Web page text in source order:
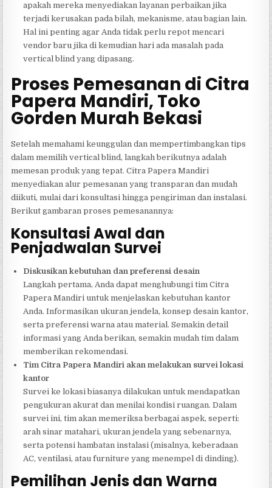
apakah mereka menyediakan layanan perbaikan jika
terjadi kerusakan pada bilah, mekanisme, atau bagian lain.
Hal ini penting agar Anda tidak perlu repot mencari
vendor baru jika di kemudian hari ada masalah pada
vertical blind yang dipasang.
Proses Pemesanan di Citra
Papera Mandiri, Toko
Gorden Murah Bekasi
Setelah memahami keunggulan dan mempertimbangkan tips
dalam memilih vertical blind, langkah berikutnya adalah
memesan produk yang tepat. Citra Papera Mandiri
menyediakan alur pemesanan yang transparan dan mudah
diikuti, mulai dari konsultasi hingga pengiriman dan instalasi.
Berikut gambaran proses pemesanannya:
Konsultasi Awal dan
Penjadwalan Survei
Diskusikan kebutuhan dan preferensi desain
Langkah pertama, Anda dapat menghubungi tim Citra
Papera Mandiri untuk menjelaskan kebutuhan kantor
Anda. Informasikan ukuran jendela, konsep desain kantor,
serta preferensi warna atau material. Semakin detail
informasi yang Anda berikan, semakin mudah tim dalam
memberikan rekomendasi.
Tim Citra Papera Mandiri akan melakukan survei lokasi
kantor
Survei ke lokasi biasanya dilakukan untuk mendapatkan
pengukuran akurat dan menilai kondisi ruangan. Dalam
survei ini, tim akan memeriksa berbagai aspek, seperti:
arah sinar matahari, ukuran jendela yang sebenarnya,
serta potensi hambatan instalasi (misalnya, keberadaan
AC, ventilasi, atau furniture yang menempel di dinding).
Pemilihan Jenis dan Warna